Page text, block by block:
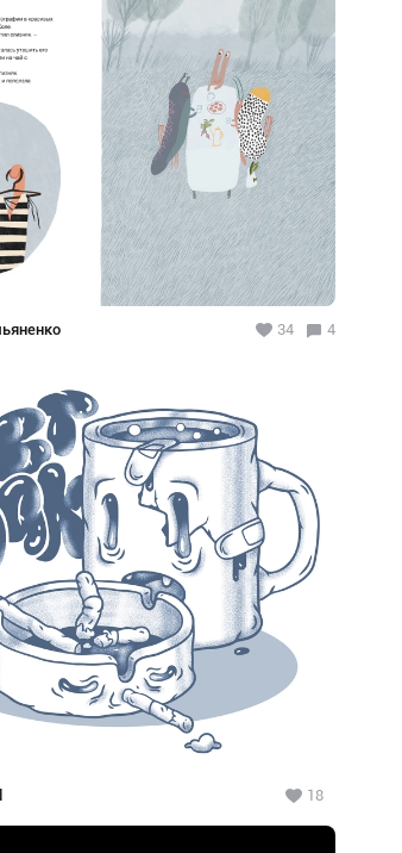
34 4
18